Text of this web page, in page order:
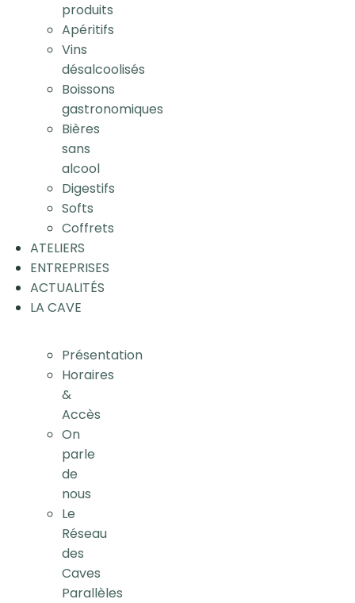
produits
Apéritifs
Vins
désalcoolisés
Boissons
gastronomiques
Bières
sans
alcool
Digestifs
Softs
Coffrets
ATELIERS
ENTREPRISES
ACTUALITÉS
LA CAVE
Présentation
Horaires
&
Accès
On
parle
de
nous
Le
Réseau
des
Caves
Parallèles